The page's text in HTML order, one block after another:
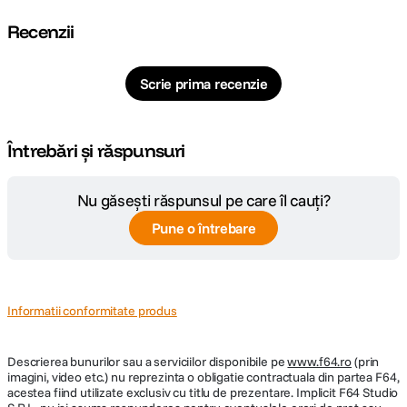
Personal, privat, puternic.
iPad Air este conceput pentruApple Intelligence, sistemul de inteligenta
Apple Intelligenceofera noi modalitati creative de exprimare vizuala.
ilustratii bazate pe descrieri, concepte sugerate sau persoane din
biblioteca Photos cu Image Playground.
Instrumentele de scriere iti perfectioneaza comunicarea. Corecteaza
Recenzii
Scrie prima recenzie
Întrebări și răspunsuri
Nu găsești răspunsul pe care îl cauți?
Pune o întrebare
Informatii conformitate produs
Descrierea bunurilor sau a serviciilor disponibile pewww.f64.ro(prin
imagini, video etc.) nu reprezinta o obligatie contractuala din partea F64,
acestea fiind utilizate exclusiv cu titlu de prezentare. Implicit F64 Studio